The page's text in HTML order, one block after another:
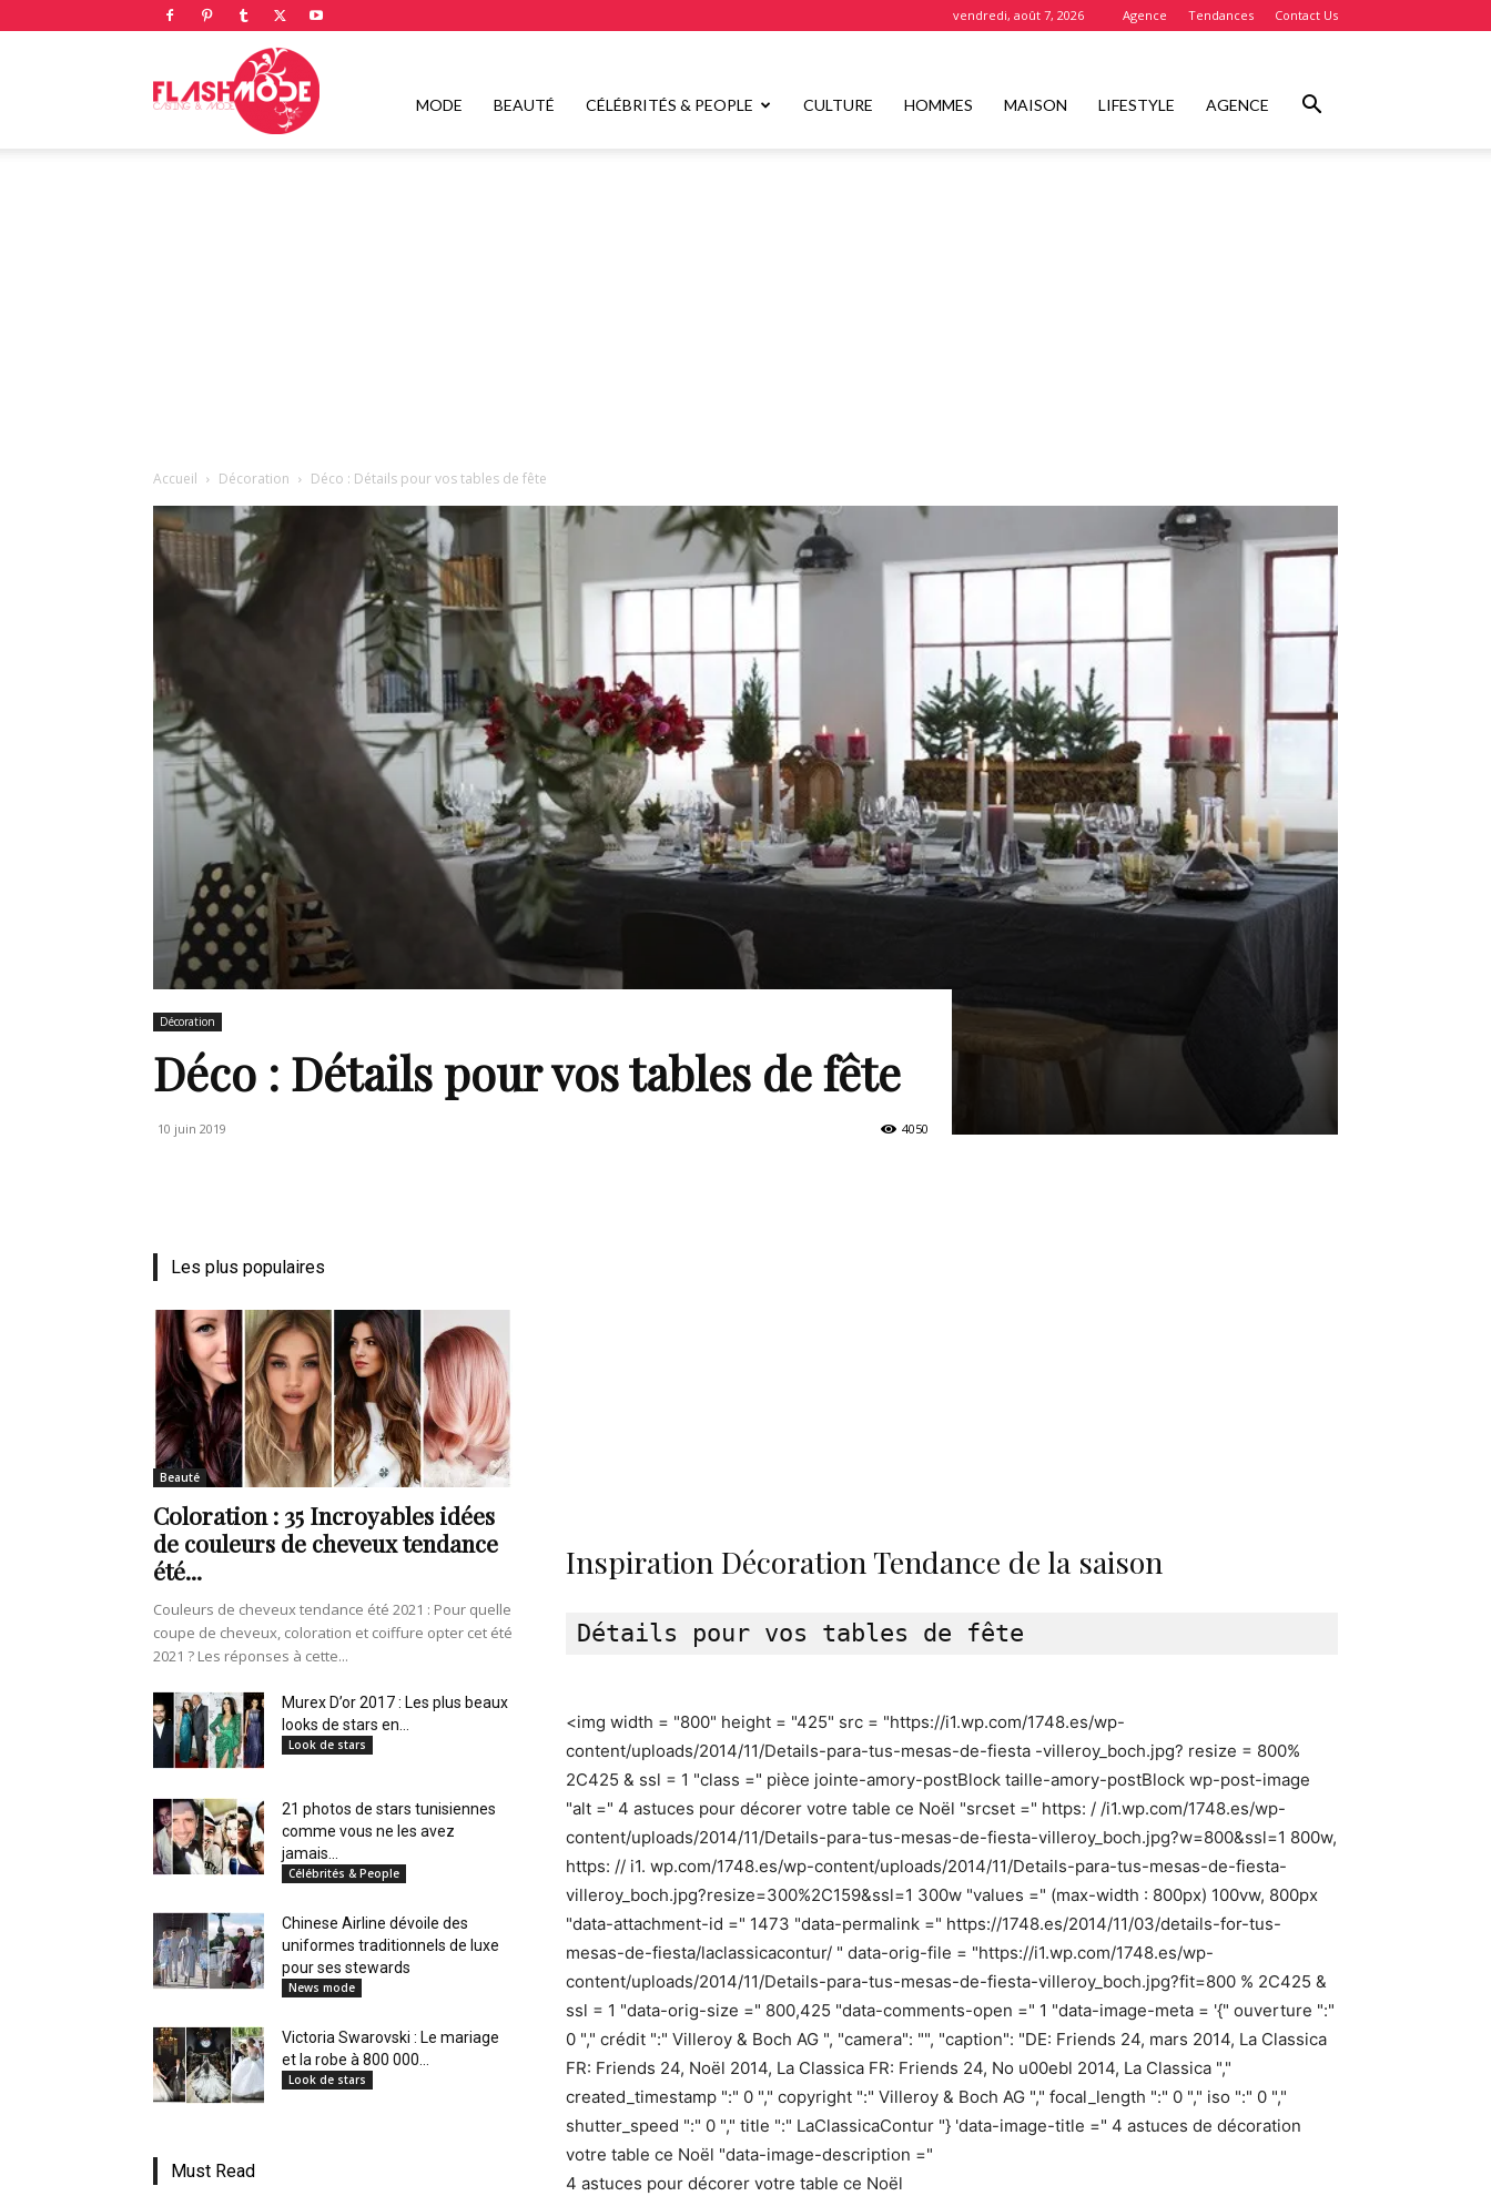
vendredi, août 7, 2026 Agence Tendances Contact Us
Flashmode
mode
style
Numéro
un
Tunisie
et
au
Maghreb
MODE BEAUTÉ CÉLÉBRITÉS & PEOPLE CULTURE HOMMES MAISON LIFESTYLE AGENCE
Accueil Décoration Déco : Détails pour vos tables de fête
Décoration
Déco : Détails pour vos tables de fête
10 juin 2019 4050
Inspiration Décoration Tendance de la saison
<img width = "800" height = "425" src = "https://i1.wp.com/1748.es/wp-
content/uploads/2014/11/Details-para-tus-mesas-de-fiesta -villeroy_boch.jpg? resize = 800%
2C425 & ssl = 1 "class =" pièce jointe-amory-postBlock taille-amory-postBlock wp-post-image
"alt =" 4 astuces pour décorer votre table ce Noël "srcset =" https: / /i1.wp.com/1748.es/wp-
content/uploads/2014/11/Details-para-tus-mesas-de-fiesta-villeroy_boch.jpg?w=800&ssl=1 800w,
https: // i1. wp.com/1748.es/wp-content/uploads/2014/11/Details-para-tus-mesas-de-fiesta-
villeroy_boch.jpg?resize=300%2C159&ssl=1 300w "values ​​=" (max-width : 800px) 100vw, 800px
"data-attachment-id =" 1473 "data-permalink =" https://1748.es/2014/11/03/details-for-tus-
mesas-de-fiesta/laclassicacontur/ " data-orig-file = "https://i1.wp.com/1748.es/wp-
content/uploads/2014/11/Details-para-tus-mesas-de-fiesta-villeroy_boch.jpg?fit=800 % 2C425 &
ssl = 1 "data-orig-size =" 800,425 "data-comments-open =" 1 "data-image-meta = '{" ouverture ":"
0 "," crédit ":" Villeroy & Boch AG ", "camera": "", "caption": "DE: Friends 24, mars 2014, La Classica
FR: Friends 24, Noël 2014, La Classica FR: Friends 24, No u00ebl 2014, La Classica ","
created_timestamp ":" 0 "," copyright ":" Villeroy & Boch AG "," focal_length ":" 0 "," iso ":" 0 ","
shutter_speed ":" 0 "," title ":" LaClassicaContur "} 'data-image-title =" 4 astuces de décoration
votre table ce Noël "data-image-description ="
4 astuces pour décorer votre table ce Noël
Les plus populaires
Beauté
Coloration : 35 Incroyables idées
de couleurs de cheveux tendance
été...
Couleurs de cheveux tendance été 2021 : Pour quelle
coupe de cheveux, coloration et coiffure opter cet été
2021 ? Les réponses à cette...
Murex D’or 2017 : Les plus beaux
looks de stars en...
Look de stars
21 photos de stars tunisiennes
comme vous ne les avez
jamais...
Célébrités & People
Chinese Airline dévoile des
uniformes traditionnels de luxe
pour ses stewards
News mode
Victoria Swarovski : Le mariage
et la robe à 800 000...
Look de stars
Must Read